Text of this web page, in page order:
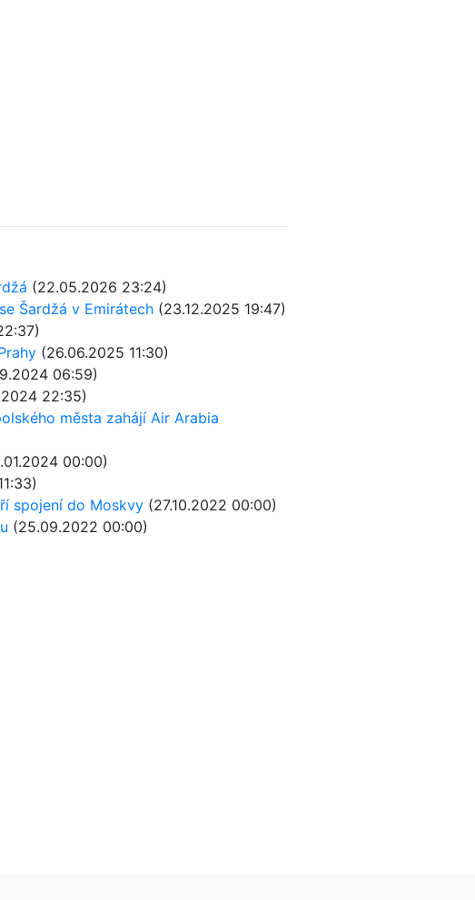
(22.05.2026 23:24)
Šardžá v Emirátech (23.12.2025 19:47)
(26.06.2025 11:30)
06:59)
22:35)
města zahájí Air Arabia
00:00)
spojení do Moskvy (27.10.2022 00:00)
(25.09.2022 00:00)